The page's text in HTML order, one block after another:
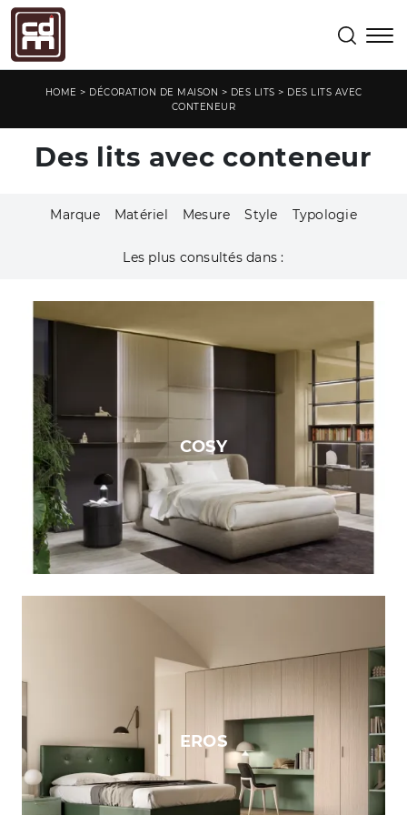
HOME > DÉCORATION DE MAISON > DES LITS > DES LITS AVEC
CONTENEUR
Des lits avec conteneur
Marque Matériel Mesure Style Typologie
Les plus consultés dans :
COSY
EROS